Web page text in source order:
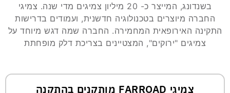
בשנדונג, המייצר כ- 20 מיליון צמיגים מדי שנה. צמיגי
החברה מיוצרים בטכנולוגיה חדשנית, ועמודים בדרישות
התקינה האירופאית המחמירה. החברה שמה דגש מיוחד על
צמיגים "ירוקים", המצטיינים בצריכת דלק מופחתת
צמיגי FARROAD מותקנים בהתקנה